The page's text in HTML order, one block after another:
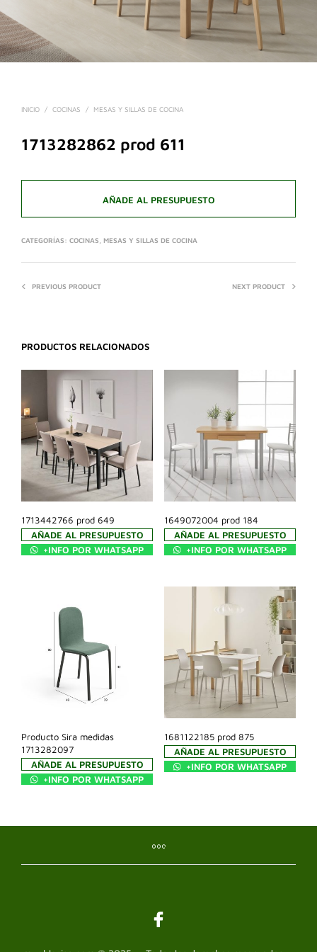
INICIO / COCINAS / MESAS Y SILLAS DE COCINA
1713282862 prod 611
AÑADE AL PRESUPUESTO
CATEGORÍAS: COCINAS MESAS Y SILLAS DE COCINA
PREVIOUS PRODUCT NEXT PRODUCT
PRODUCTOS RELACIONADOS
1713442766 prod 649
AÑADE AL PRESUPUESTO
+INFO POR WHATSAPP
1649072004 prod 184
AÑADE AL PRESUPUESTO
+INFO POR WHATSAPP
Producto Sira medidas
1713282097
AÑADE AL PRESUPUESTO
+INFO POR WHATSAPP
1681122185 prod 875
AÑADE AL PRESUPUESTO
+INFO POR WHATSAPP